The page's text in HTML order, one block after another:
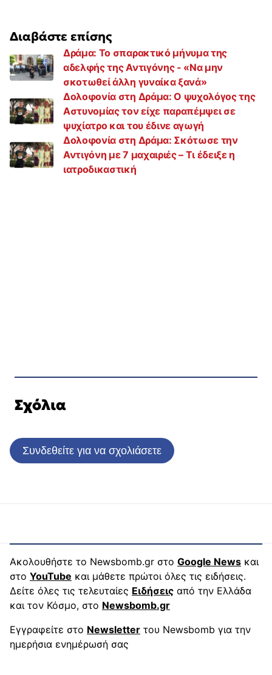
Διαβάστε επίσης
Δράμα: Το σπαρακτικό μήνυμα της
αδελφής της Αντιγόνης - «Να μην
σκοτωθεί άλλη γυναίκα ξανά»
Δολοφονία στη Δράμα: Ο ψυχολόγος της
Αστυνομίας τον είχε παραπέμψει σε
ψυχίατρο και του έδινε αγωγή
Δολοφονία στη Δράμα: Σκότωσε την
Αντιγόνη με 7 μαχαιριές – Τι έδειξε η
ιατροδικαστική
Σχόλια
Συνδεθείτε για να σχολιάσετε
Ακολουθήστε το Newsbomb.gr στο Google News και
στο YouTube και μάθετε πρώτοι όλες τις ειδήσεις.
Δείτε όλες τις τελευταίες Ειδήσεις από την Ελλάδα
και τον Κόσμο, στο Newsbomb.gr
Εγγραφείτε στο Newsletter του Newsbomb για την
ημερήσια ενημέρωσή σας